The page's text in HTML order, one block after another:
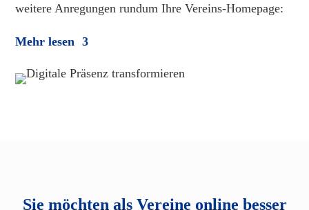
weitere Anregungen rundum Ihre Vereins-Homepage:
Mehr lesen
Sie möchten als Vereine online besser